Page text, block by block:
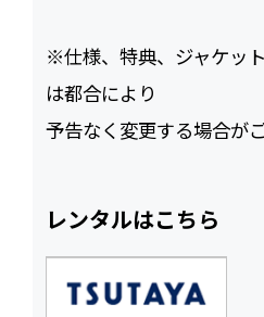
※仕様、特典、ジャケッ
は都合により
予告なく変更する場合がご
レンタルはこちら